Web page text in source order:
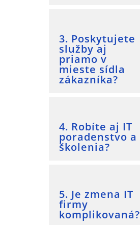
3. Poskytujete
služby aj
priamo v
mieste sídla
zákazníka?
4. Robíte aj IT
poradenstvo a
školenia?
5. Je zmena IT
firmy
komplikovaná?